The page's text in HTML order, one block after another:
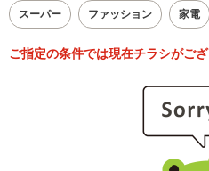
スーパー ファッション 家電
ご指定の条件では現在チラシがござ